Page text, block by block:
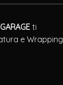
ti
e Wrapping